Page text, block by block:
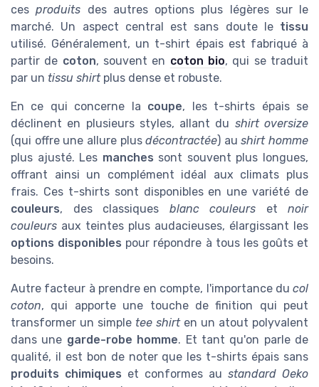
cesproduits des autres options plus légères sur le
marché. Un aspect central est sans doute le tissu
utilisé. Généralement, un t-shirt épais est fabriqué à
partir de coton, souvent en coton bio, qui se traduit
par un tissu shirtplus dense et robuste.
En ce qui concerne la coupe, les t-shirts épais se
déclinent en plusieurs styles, allant du shirt oversize
(qui offre une allure plusdécontractée) aushirt homme
plus ajusté. Les manches sont souvent plus longues,
offrant ainsi un complément idéal aux climats plus
frais. Ces t-shirts sont disponibles en une variété de
couleurs, des classiques blanc couleurs et noir
couleurs aux teintes plus audacieuses, élargissant les
options disponibles pour répondre à tous les goûts et
besoins.
Autre facteur à prendre en compte, l'importance du col
coton, qui apporte une touche de finition qui peut
transformer un simple tee shirten un atout polyvalent
dans une garde-robe homme. Et tant qu'on parle de
qualité, il est bon de noter que les t-shirts épais sans
produits chimiques et conformes au standard Oeko